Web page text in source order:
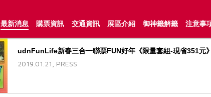
最新消息 購票資訊 交通資訊 展區介紹 御神籤解籤 注意事
udnFunLife新春三合一聯票FUN好年《限量套組-現省351元
2019.01.21, PRESS